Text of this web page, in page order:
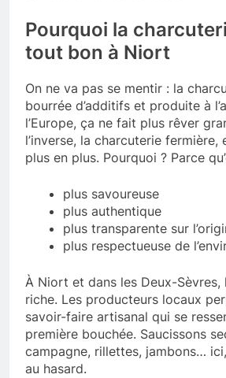
Pourquoi la
tout bon à Niort
On ne va pas se mentir : la
bourrée d’additifs et produite à
l’Europe, ça ne fait plus rêver
l’inverse, la charcuterie fermière,
plus en plus. Pourquoi ? Parce
plus savoureuse
plus authentique
plus transparente sur
plus respectueuse de
À Niort et dans les Deux-Sèvres,
riche. Les producteurs locaux
savoir-faire artisanal qui se
première bouchée. Saucissons
campagne, rillettes, jambons… ici,
au hasard.